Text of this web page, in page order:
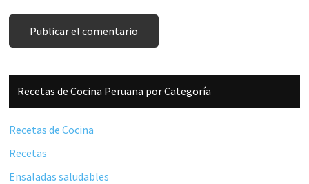
Barra
lateral
principal
Recetas de Cocina Peruana por Categoría
Recetas de Cocina
Recetas
Ensaladas saludables